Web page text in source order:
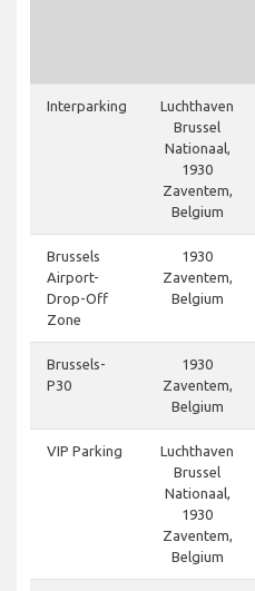
Interparking
Luchthaven
Brussel
Nationaal,
1930
Zaventem,
Belgium
Brussels
Airport-
Drop-Off
Zone
1930
Zaventem,
Belgium
Brussels-
P30
1930
Zaventem,
Belgium
VIP Parking
Luchthaven
Brussel
Nationaal,
1930
Zaventem,
Belgium